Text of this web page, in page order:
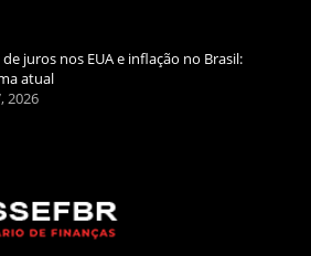
de juros nos EUA e inflação no Brasil:
atual
2026